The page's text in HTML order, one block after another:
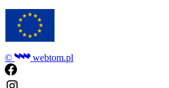
© webtom.pl